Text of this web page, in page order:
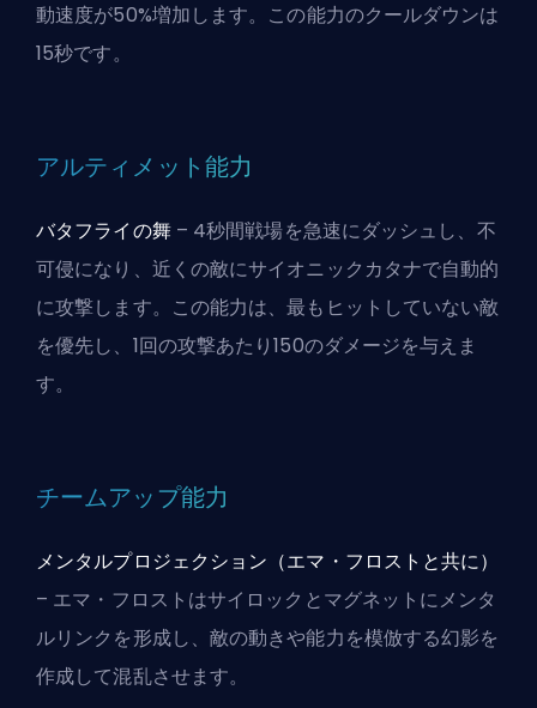
動速度が50%増加します。この能力のクールダウンは
15秒です。
アルティメット能力
バタフライの舞– 4秒間戦場を急速にダッシュし、不
可侵になり、近くの敵にサイオニックカタナで自動的
に攻撃します。この能力は、最もヒットしていない敵
を優先し、1回の攻撃あたり150のダメージを与えま
す。
チームアップ能力
メンタルプロジェクション（エマ・フロストと共に）
– エマ・フロストはサイロックとマグネットにメンタ
ルリンクを形成し、敵の動きや能力を模倣する幻影を
作成して混乱させます。